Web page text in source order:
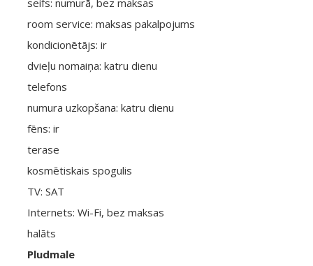
seifs: numurā, bez maksas
room service: maksas pakalpojums
kondicionētājs: ir
dvieļu nomaiņa: katru dienu
telefons
numura uzkopšana: katru dienu
fēns: ir
terase
kosmētiskais spogulis
TV: SAT
Internets: Wi-Fi, bez maksas
halāts
Pludmale